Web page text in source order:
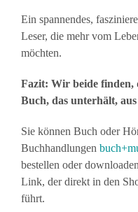
Ein spannendes,
Leser, die mehr vom
möchten.
Fazit: Wir beide finden,
Buch, das unterhält,
Sie können Buch oder
Buchhandlungen
bestellen oder
Link, der direkt in den
führt.